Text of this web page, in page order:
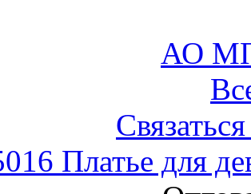
АО
Платье для